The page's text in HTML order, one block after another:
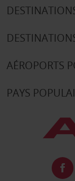
AÉROPORTS
PAYS